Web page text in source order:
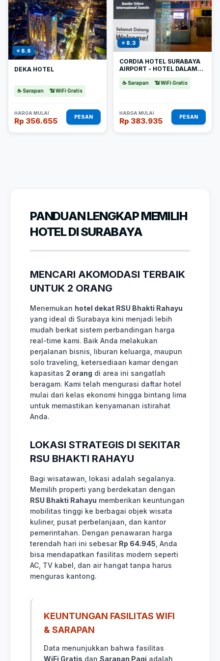
⭐ 8.6
DEKA HOTEL
☕ Sarapan 📶 WiFi Gratis
HARGA MULAI
Rp 356.655 PESAN
⭐ 8.3
CORDIA HOTEL SURABAYA
AIRPORT - HOTEL DALAM
☕ Sarapan 📶 WiFi Gratis
HARGA MULAI
Rp 383.935 PESAN
PANDUAN LENGKAP MEMILIH
HOTEL DI SURABAYA
MENCARI AKOMODASI TERBAIK
UNTUK 2 ORANG
Menemukan hotel dekat RSU Bhakti Rahayu
yang ideal di Surabaya kini menjadi lebih
mudah berkat sistem perbandingan harga
real-time kami. Baik Anda melakukan
perjalanan bisnis, liburan keluarga, maupun
solo traveling, ketersediaan kamar dengan
kapasitas 2 orang di area ini sangatlah
beragam. Kami telah mengurasi daftar hotel
mulai dari kelas ekonomi hingga bintang lima
untuk memastikan kenyamanan istirahat
Anda.
LOKASI STRATEGIS DI SEKITAR
RSU BHAKTI RAHAYU
Bagi wisatawan, lokasi adalah segalanya.
Memilih properti yang berdekatan dengan
RSU Bhakti Rahayu memberikan keuntungan
mobilitas tinggi ke berbagai objek wisata
kuliner, pusat perbelanjaan, dan kantor
pemerintahan. Dengan penawaran harga
terendah hari ini sebesar Rp 64.945 , Anda
bisa mendapatkan fasilitas modern seperti
AC, TV kabel, dan air hangat tanpa harus
menguras kantong.
KEUNTUNGAN FASILITAS WIFI
& SARAPAN
Data menunjukkan bahwa fasilitas
WiFi Gratis dan Sarapan Pagi adalah